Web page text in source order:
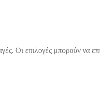
Οι επιλογές μπορούν να